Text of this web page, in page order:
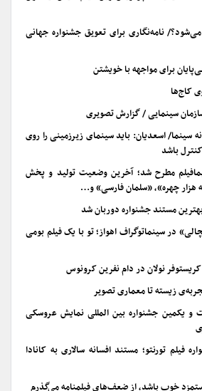
نامه‌نگاری برای تعویق جشنواره جهانی
برای مواجهه با خویشتن
کاج‌ها
سینمایی / گزارش تصویری
سینما/ اسعدیان: باید سینمای زیرزمینی را روی
باشد
مطرح شد؛ آخرین وضعیت تولید و پخش
مستند جشنواره دوربان شد
در سینماتوگراف اهواز؛ تو با یک فیلم بومی
نولان در دام نفرین کرونوس
زیسته تا معماری تصویر
و یکمین جشنواره بین المللی نمایش عروسکی
فیلم تورنتو؛ مستند افسانه سالاری به کانادا
خوب باشد، از ضعف‌های فیلمنامه می‌گذرم